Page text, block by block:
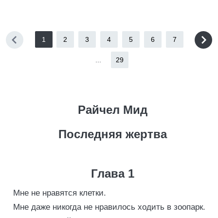
1 2 3 4 5 6 7
29
Райчел Мид
Последняя жертва
Глава 1
Мне не нравятся клетки.
Мне даже никогда не нравилось ходить в зоопарк.